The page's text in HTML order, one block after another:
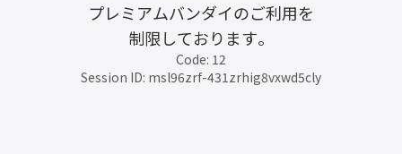
プレミアムバンダイのご利用を
制限しております。
Code: 12
Session ID: msl96zrf-431zrhig8vxwd5cly